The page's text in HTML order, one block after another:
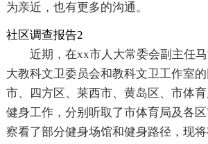
为亲近，也有更多的沟通。
社区调查报告2
近期，在xx市人大常委会副主任
大教科文卫委员会和教科文卫工作室
市、四方区、莱西市、黄岛区、市体
健身工作，分别听取了市体育局及各
察看了部分健身场馆和健身路径，现